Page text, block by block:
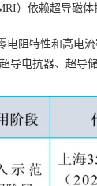
）依赖超导磁
电阻特性和高电
导电抗器、超导储